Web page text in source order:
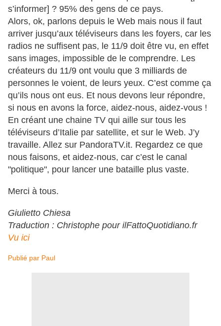
s’informer] ? 95% des gens de ce pays.
Alors, ok, parlons depuis le Web mais nous il faut
arriver jusqu’aux téléviseurs dans les foyers, car les
radios ne suffisent pas, le 11/9 doit être vu, en effet
sans images, impossible de le comprendre. Les
créateurs du 11/9 ont voulu que 3 milliards de
personnes le voient, de leurs yeux. C’est comme ça
qu’ils nous ont eus. Et nous devons leur répondre,
si nous en avons la force, aidez-nous, aidez-vous !
En créant une chaine TV qui aille sur tous les
téléviseurs d’Italie par satellite, et sur le Web. J’y
travaille. Allez sur PandoraTV.it. Regardez ce que
nous faisons, et aidez-nous, car c’est le canal
"politique", pour lancer une bataille plus vaste.
Merci à tous.
Giulietto Chiesa
Traduction : Christophe pour ilFattoQuotidiano.fr
Vu ici
Publié par Paul